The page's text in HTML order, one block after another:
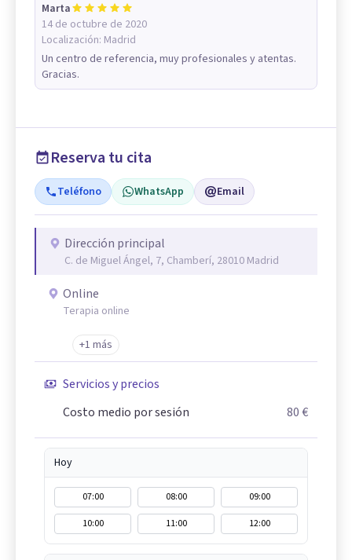
Marta
14 de octubre de 2020
Localización: Madrid
Un centro de referencia, muy profesionales y atentas.
Gracias.
Reserva tu cita
Teléfono WhatsApp Email
Dirección principal
C. de Miguel Ángel, 7, Chamberí, 28010 Madrid
Online
Terapia online
+1 más
Servicios y precios
Costo medio por sesión
80 €
Hoy
07:00 08:00
09:00
10:00
11:00 12:00